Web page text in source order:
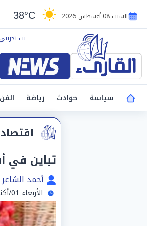
السبت 08 أغسطس 2026 38°C
سياسة
حوادث رياضة الفن
اقتصاد
تباين في
أحمد الشاعر
الأربعاء 01/أكتوبر/2025 - 08:00 ص